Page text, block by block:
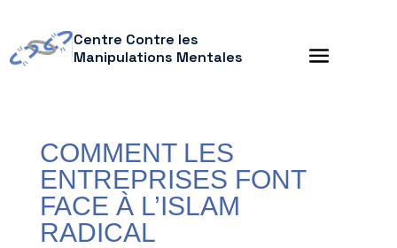
Centre Contre les
Manipulations Mentales
COMMENT LES
ENTREPRISES FONT
FACE À L’ISLAM
RADICAL